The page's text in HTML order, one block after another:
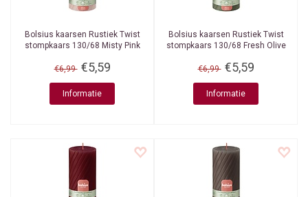
Bolsius kaarsen Rustiek Twist
stompkaars 130/68 Misty Pink
€6,99 €5,59
Informatie
Bolsius kaarsen Rustiek Twist
stompkaars 130/68 Fresh Olive
€6,99 €5,59
Informatie